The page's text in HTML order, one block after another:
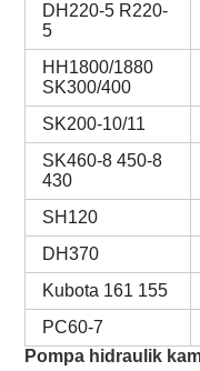
DH220-5 R220-
5
HH1800/1880
SK300/400
SK200-10/11
SK460-8 450-8
430
SH120
DH370
Kubota 161 155
PC60-7
Pompa hidraulik